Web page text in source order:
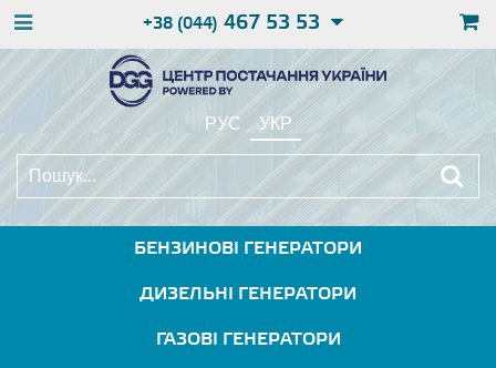
+38 (044) 467 53 53
РУС УКР
БЕНЗИНОВІ ГЕНЕРАТОРИ
ДИЗЕЛЬНІ ГЕНЕРАТОРИ
ГАЗОВІ ГЕНЕРАТОРИ